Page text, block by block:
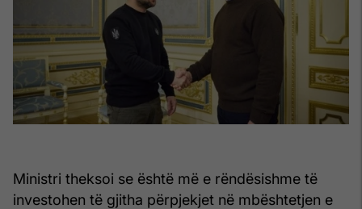
Ministri theksoi se është më e rëndësishme të
investohen të gjitha përpjekjet në mbështetjen e